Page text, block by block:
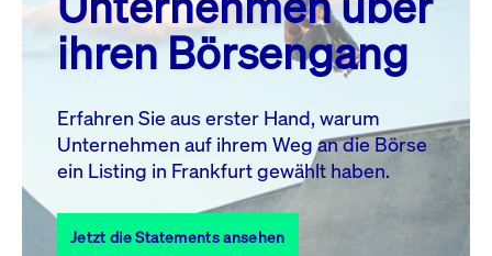
1
2
3
4 5 6 7 8
10 11 13 14
17
18 19 20 21 22
23
27 28
31
ihren Börsengang
Erfahren Sie aus erster Hand, warum
Unternehmen auf ihrem Weg an die Börse
ein Listing in Frankfurt gewählt haben.
Jetzt die Statements ansehen